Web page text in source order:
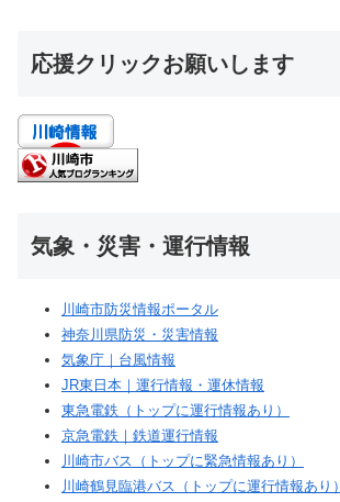
応援クリックお願いします
気象・災害・運行情報
川崎市防災情報ポータル
神奈川県防災・災害情報
気象庁｜台風情報
JR東日本｜運行情報・運休情報
東急電鉄（トップに運行情報あり）
京急電鉄｜鉄道運行情報
川崎市バス（トップに緊急情報あり）
川崎鶴見臨港バス（トップに運行情報あり）